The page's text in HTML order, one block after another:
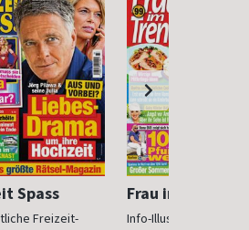
Spass
Freizeit-
Frau im Trend
Info-Illustrierte für